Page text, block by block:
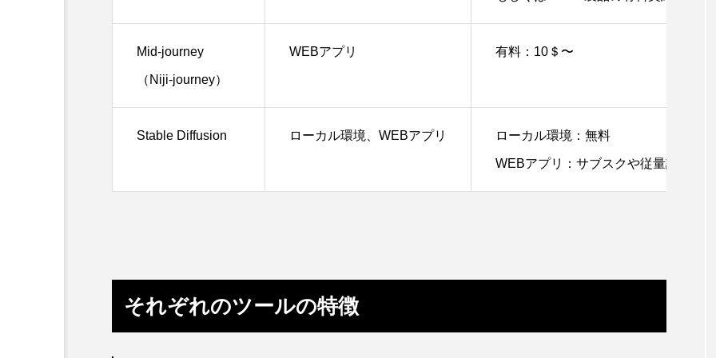
Mid-journey
（Niji-journey）
WEBアプリ 有料：10＄〜
Stable Diffusion ローカル環境、WEBアプリ ローカル環境：無料
WEBアプリ：サブスクや従量課金
それぞれのツールの特徴